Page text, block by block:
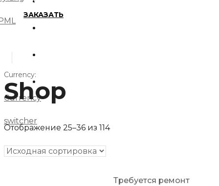
Currency:
Currency
switcher
ЗАКАЗАТЬ
Shop
Отображение 25–36 из 114
Требуется ремонт